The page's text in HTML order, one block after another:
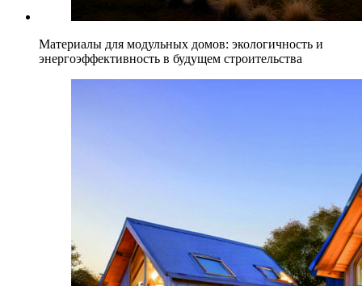
Материалы для модульных домов: экологичность и
энергоэффективность в будущем строительства